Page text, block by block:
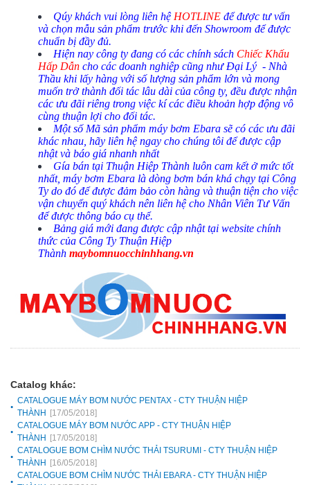
Qúy khách vui lòng liên hệ HOTLINE để được tư vấn
và chọn mẫu sản phẩm trước khi đến Showroom để được
chuẩn bị đầy đủ.
Hiện nay công ty đang có các chính sách Chiếc Khấu
Hấp Dẫn cho các doanh nghiệp cũng như Đại Lý - Nhà
Thầu khi lấy hàng với số lượng sản phẩm lớn và mong
muốn trở thành đối tác lâu dài của công ty, đều được nhận
các ưu đãi riêng trong việc kí các điều khoản hợp động vô
cùng thuận lợi cho đối tác.
Một số Mã sản phẩm máy bơm Ebara sẽ có các ưu đãi
khác nhau, hãy liên hệ ngay cho chúng tôi để được cập
nhật và báo giá nhanh nhất
Gía bán tại Thuận Hiệp Thành luôn cam kết ở mức tốt
nhất, máy bơm Ebara là dòng bơm bán khá chạy tại Công
Ty do đó để được đảm bảo còn hàng và thuận tiện cho việc
vận chuyển quý khách nên liên hệ cho Nhân Viên Tư Vấn
để được thông báo cụ thể.
Bảng giá mới đang được cập nhật tại website chính
thức của Công Ty Thuận Hiệp
Thành maybomnuocchinhhang.vn
Catalog khác:
CATALOGUE MÁY BƠM NƯỚC PENTAX - CTY THUẬN HIỆP
THÀNH
[17/05/2018]
CATALOGUE MÁY BƠM NƯỚC APP - CTY THUẬN HIỆP
THÀNH
[17/05/2018]
CATALOGUE BƠM CHÌM NƯỚC THẢI TSURUMI - CTY THUẬN HIỆP
THÀNH
[16/05/2018]
CATALOGUE BƠM CHÌM NƯỚC THẢI EBARA - CTY THUẬN HIỆP